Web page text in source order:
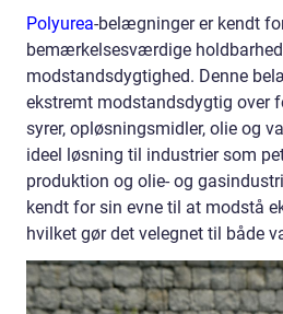
Polyurea-belægninger er kendt
bemærkelsesværdige
modstandsdygtighed. Denne
ekstremt modstandsdygtig over
syrer, opløsningsmidler, olie og
ideel løsning til industrier som
produktion og olie- og
kendt for sin evne til at modstå
hvilket gør det velegnet til både